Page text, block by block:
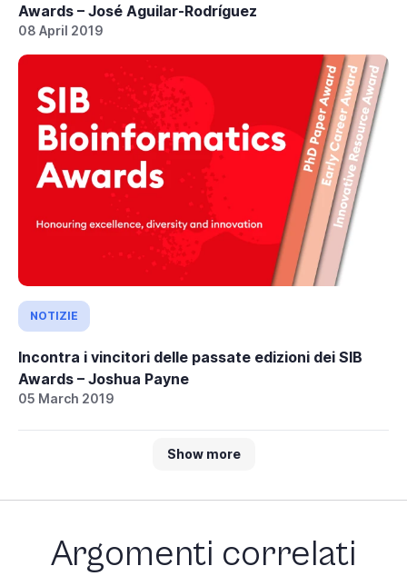
Awards – José Aguilar-Rodríguez
08 April 2019
NOTIZIE
Incontra i vincitori delle passate edizioni dei SIB
Awards – Joshua Payne
05 March 2019
Show more
Argomenti correlati